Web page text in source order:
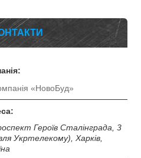
«НовоБуд»
Героїв Сталінграда, 3
Укртелекому), Харків,